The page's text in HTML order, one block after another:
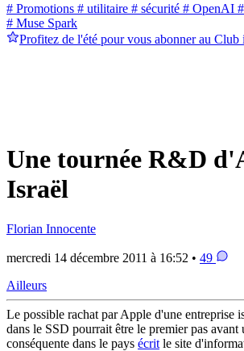
# Promotions # utilitaire # sécurité # OpenAI
# Muse Spark
Profitez de l'été pour vous abonner au Club
Une tournée R&D
Israël
Florian Innocente
mercredi 14 décembre 2011 à 16:52 • 49
Ailleurs
Le possible rachat par Apple d'une entreprise
dans le SSD pourrait être le premier pas
conséquente dans le pays écrit le site